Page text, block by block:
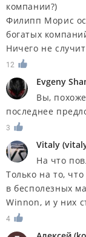
компании?)
Филипп Морис
богатых
Ничего не
12
Evgeny
Вы,
последнее
3
Vitaly (
На что
Только на то,
в бесполезных
Winnon, и у них
4